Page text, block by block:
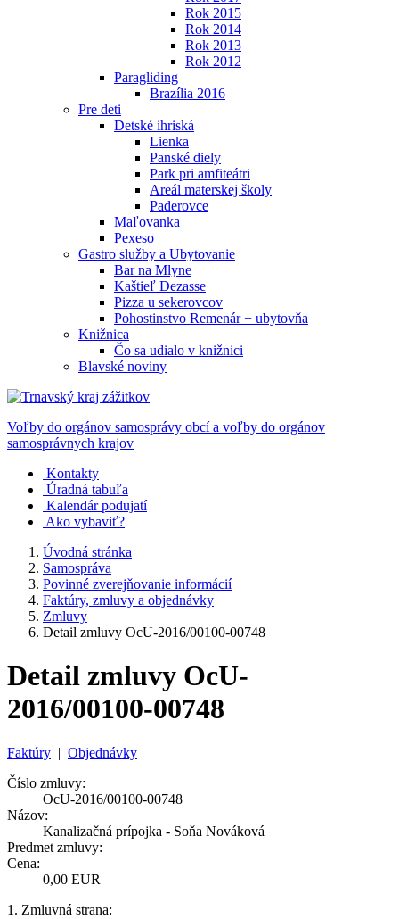
Rok 2015
Rok 2014
Rok 2013
Rok 2012
Paragliding
Brazília 2016
Pre deti
Detské ihriská
Lienka
Panské diely
Park pri amfiteátri
Areál materskej školy
Paderovce
Maľovanka
Pexeso
Gastro služby a Ubytovanie
Bar na Mlyne
Kaštieľ Dezasse
Pizza u sekerovcov
Pohostinstvo Remenár + ubytovňa
Knižnica
Čo sa udialo v knižnici
Blavské noviny
Voľby do orgánov samosprávy obcí a voľby do orgánov
samosprávnych krajov
Kontakty
Úradná tabuľa
Kalendár podujatí
Ako vybaviť?
Úvodná stránka
Samospráva
Povinné zverejňovanie informácií
Faktúry, zmluvy a objednávky
Zmluvy
Detail zmluvy OcU-2016/00100-00748
Detail zmluvy OcU-
2016/00100-00748
Faktúry | Objednávky
Číslo zmluvy:
OcU-2016/00100-00748
Názov:
Kanalizačná prípojka - Soňa Nováková
Predmet zmluvy:
Cena:
0,00 EUR
1. Zmluvná strana: